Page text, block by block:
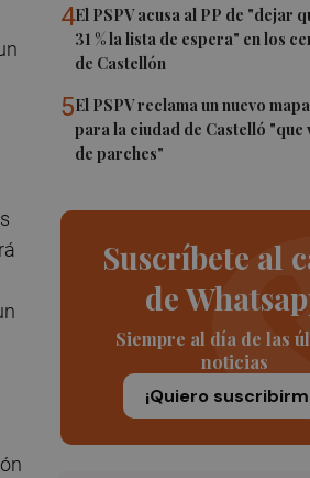
4El PSPV acusa al PP de "dejar
31 % la lista de espera" en los
de Castellón
5El PSPV reclama un nuevo
para la ciudad de Castelló "que
de parches"
Suscríbete al
de
Siempre al día de las
noticias
¡Quiero